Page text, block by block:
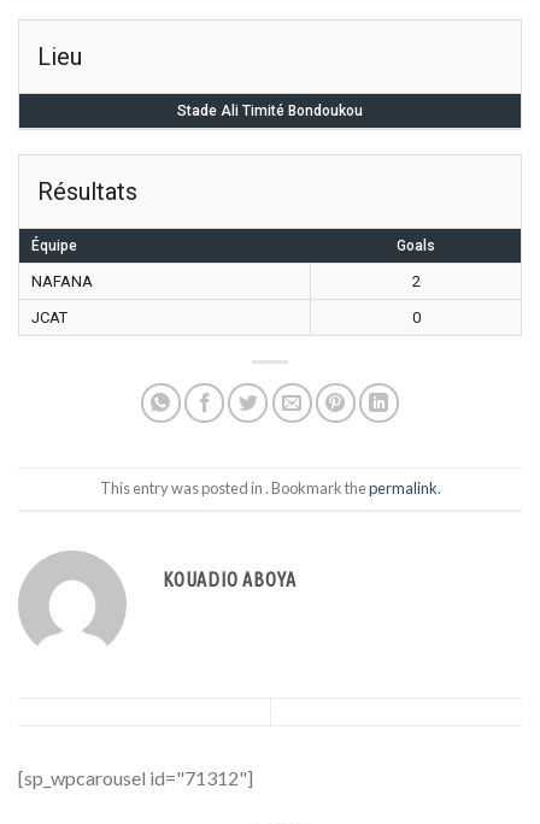
Lieu
Stade Ali Timité Bondoukou
Résultats
Équipe Goals
NAFANA
2
JCAT
0
This entry was posted in . Bookmark thepermalink.
KOUADIO ABOYA
[sp_wpcarousel id="71312"]